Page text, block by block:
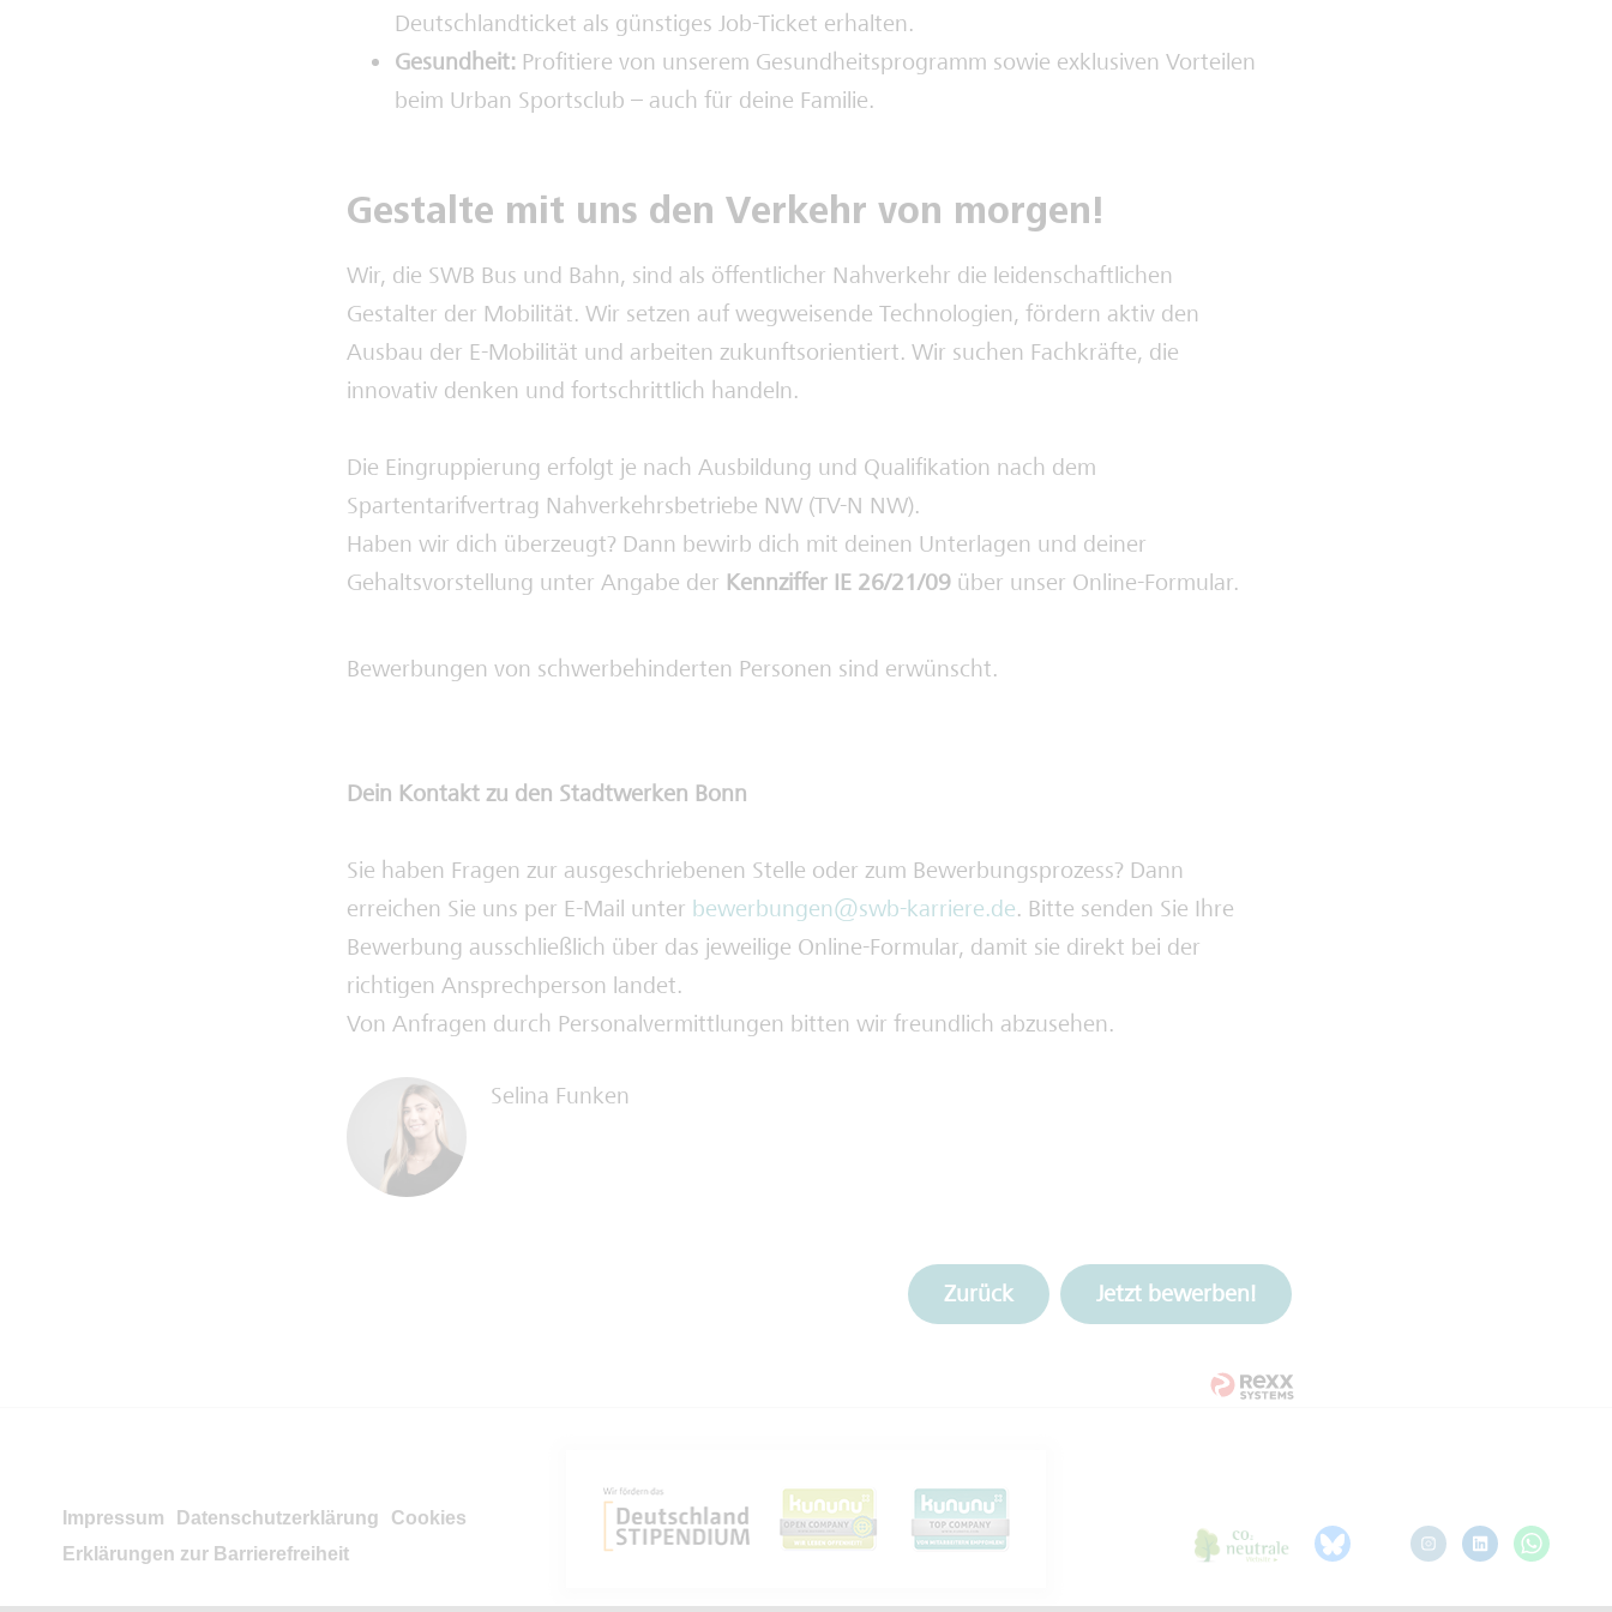
Deutschlandticket als günstiges Job-Ticket erhalten.
Gesundheit: Profitiere von unserem Gesundheitsprogramm sowie exklusiven Vorteilen
beim Urban Sportsclub – auch für deine Familie.
Gestalte mit uns den Verkehr von morgen!
Wir, die SWB Bus und Bahn, sind als öffentlicher Nahverkehr die leidenschaftlichen
Gestalter der Mobilität. Wir setzen auf wegweisende Technologien, fördern aktiv den
Ausbau der E-Mobilität und arbeiten zukunftsorientiert. Wir suchen Fachkräfte, die
innovativ denken und fortschrittlich handeln.
Die Eingruppierung erfolgt je nach Ausbildung und Qualifikation nach dem
Spartentarifvertrag Nahverkehrsbetriebe NW (TV-N NW).
Haben wir dich überzeugt? Dann bewirb dich mit deinen Unterlagen und deiner
Gehaltsvorstellung unter Angabe der Kennziffer IE 26/21/09 über unser Online-Formular.
Bewerbungen von schwerbehinderten Personen sind erwünscht.
Dein Kontakt zu den Stadtwerken Bonn
Sie haben Fragen zur ausgeschriebenen Stelle oder zum Bewerbungsprozess? Dann
erreichen Sie uns per E-Mail unter bewerbungen@swb-karriere.de. Bitte senden Sie Ihre
Bewerbung ausschließlich über das jeweilige Online-Formular, damit sie direkt bei der
richtigen Ansprechperson landet.
Von Anfragen durch Personalvermittlungen bitten wir freundlich abzusehen.
Selina Funken
Zurück Jetzt bewerben!
Impressum Datenschutzerklärung
Cookies
Erklärungen zur Barrierefreiheit